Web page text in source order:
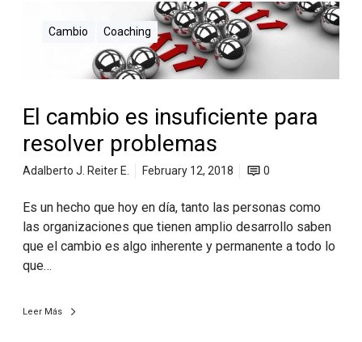
Cambio Coaching
El cambio es insuficiente para
resolver problemas
Adalberto J. Reiter E. February 12, 2018 0
Es un hecho que hoy en día, tanto las personas como
las organizaciones que tienen amplio desarrollo saben
que el cambio es algo inherente y permanente a todo lo
que…
Leer Más